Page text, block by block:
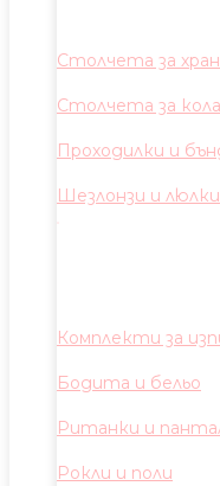
Столчета за
Столчета за кола
Проходилки и
Шезлонзи и люлки
Комплекти за
Бодита и бельо
Ританки и
Рокли и поли